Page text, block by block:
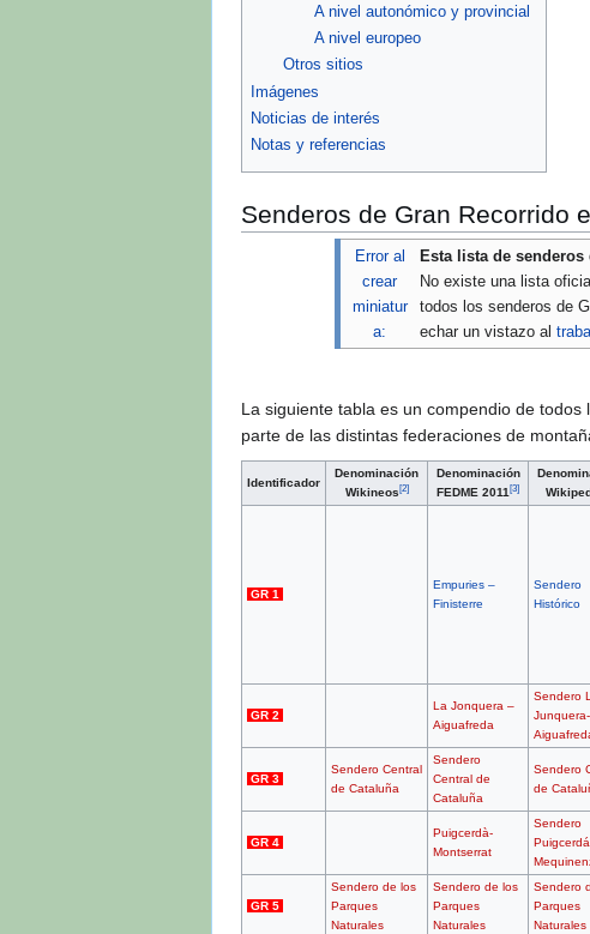
A nivel autonómico y provincial
A nivel europeo
Otros sitios
Imágenes
Noticias de interés
Notas y referencias
Senderos de Gran Recorrido
Error al
crear
miniatur
a:
Esta lista de
No existe una lista
todos los senderos de
echar un vistazo al
La siguiente tabla es un compendio de
parte de las distintas federaciones de
Identificador
Denominación
Wikineos[2]
Denominación
FEDME 2011[3]
GR 1
Empuries –
Finisterre
Sendero
Histórico
GR 2
La Jonquera –
Aiguafreda
Sendero
Junquera-
GR 3
Sendero Central
de Cataluña
Sendero
Central de
Cataluña
Sendero
de
GR 4
Puigcerdà-
Montserrat
Sendero
GR 5
Sendero de los
Parques
Naturales
Sendero de los
Parques
Naturales
Sendero
Parques
Naturales